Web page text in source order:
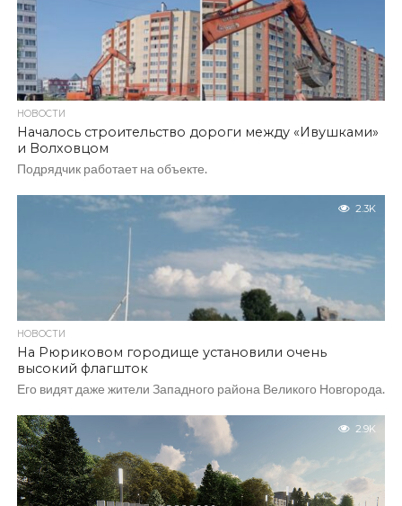
НОВОСТИ
Началось строительство дороги между «Ивушками»
и Волховцом
Подрядчик работает на объекте.
2.3K
НОВОСТИ
На Рюриковом городище установили очень
высокий флагшток
Его видят даже жители Западного района Великого Новгорода.
2.9K